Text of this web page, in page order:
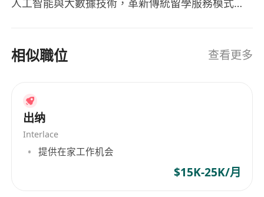
人工智能與大數據技術，革新傳統留學服務模式，
碩士的多元教育，美高美提供一站式解決方案-子女
升學規劃，海外資產配置，至今已經成功幫助
相似職位 查看更多
出纳
Interlace
提供在家工作机会
$15K-25K/月